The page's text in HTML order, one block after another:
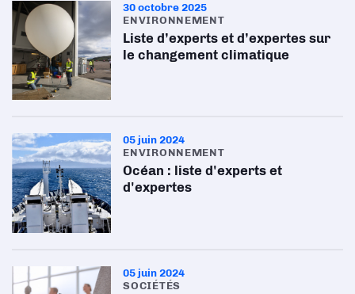
30 octobre 2025
ENVIRONNEMENT
Liste d’experts et d’expertes sur
le changement climatique
05 juin 2024
ENVIRONNEMENT
Océan : liste d'experts et
d'expertes
05 juin 2024
SOCIÉTÉS